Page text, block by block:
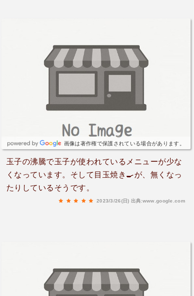
画像は著作権で保護されている場合があります。
玉子の沸騰で玉子が使われているメニューが少な
くなっています。そして目玉焼き🍳が、無くなっ
たりしているそうです。
2023/3/26(日) 出典:www.google.com